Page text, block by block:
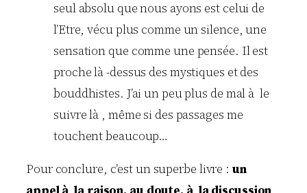
seul absolu que nous ayons est celui de
l’Etre, vécu plus comme un silence, une
sensation que comme une pensée. Il est
proche là -dessus des mystiques et des
bouddhistes. J’ai un peu plus de mal à le
suivre là , même si des passages me
touchent beaucoup…
Pour conclure, c’est un superbe livre : un